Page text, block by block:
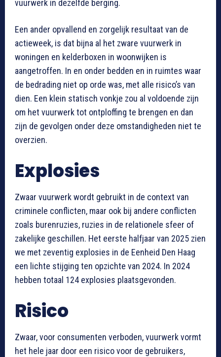
vuurwerk in dezelfde berging.
Een ander opvallend en zorgelijk resultaat van de
actieweek, is dat bijna al het zware vuurwerk in
woningen en kelderboxen in woonwijken is
aangetroffen. In en onder bedden en in ruimtes waar
de bedrading niet op orde was, met alle risico’s van
dien. Een klein statisch vonkje zou al voldoende zijn
om het vuurwerk tot ontploffing te brengen en dan
zijn de gevolgen onder deze omstandigheden niet te
overzien.
Explosies
Zwaar vuurwerk wordt gebruikt in de context van
criminele conflicten, maar ook bij andere conflicten
zoals burenruzies, ruzies in de relationele sfeer of
zakelijke geschillen. Het eerste halfjaar van 2025 zien
we met zeventig explosies in de Eenheid Den Haag
een lichte stijging ten opzichte van 2024. In 2024
hebben totaal 124 explosies plaatsgevonden.
Risico
Zwaar, voor consumenten verboden, vuurwerk vormt
het hele jaar door een risico voor de gebruikers,